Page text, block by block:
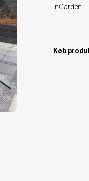
InGarden
Køb